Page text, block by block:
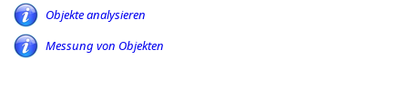
Objekte analysieren
Messung von Objekten